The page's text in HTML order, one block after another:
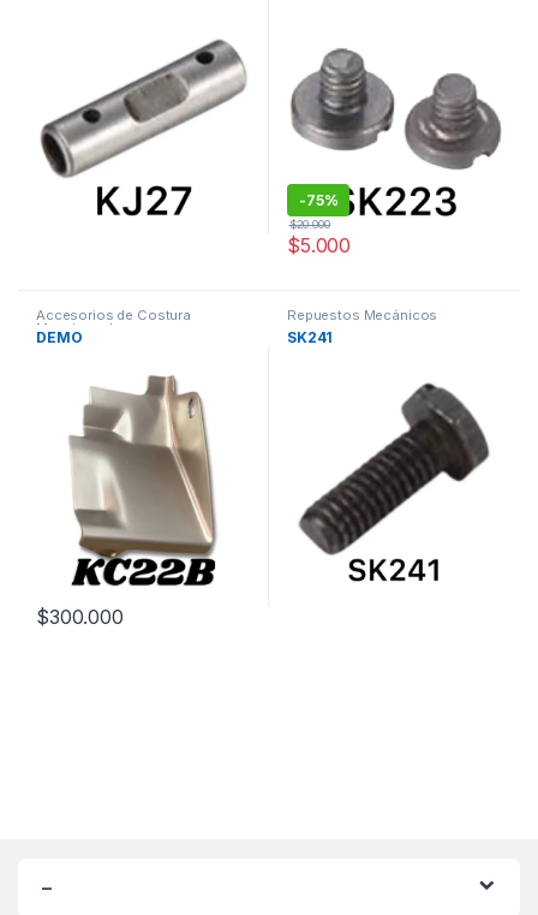
-75%
$5.000
$20.000
Accesorios de Costura
Maquinas de coser
DEMO
$300.000
Repuestos Mecánicos
SK241
–